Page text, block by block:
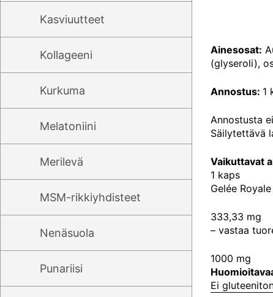
Kasviuutteet
Kollageeni
Kurkuma
Melatoniini
Merilevä
MSM-rikkiyhdisteet
Nenäsuola
Punariisi
Ainesosat:
(glyseroli),
Annostus: 1
Annostusta
Säilytettävä
Vaikuttavat
1 kaps
Gelée
333,33 mg
– vastaa
1000 mg
Ei